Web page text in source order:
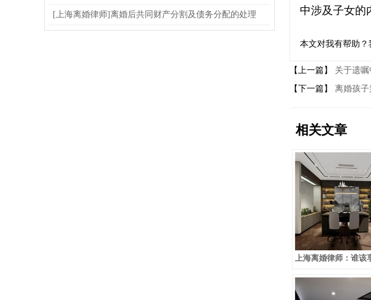
[上海离婚律师]离婚后共同财产分割及债务分配的处理
中涉及子女的
本文对我有帮助？
【上一篇】
关于遗
【下一篇】
离婚孩
相关文章